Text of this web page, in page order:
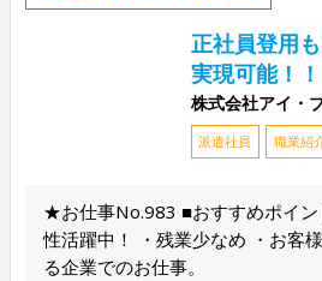
正社員登用
実現可能！！
株式会社アイ・
派遣社員 職業紹
★お仕事No.983 ■おすすめポイ
性活躍中！ ・残業少なめ ・お客
る企業でのお仕事。